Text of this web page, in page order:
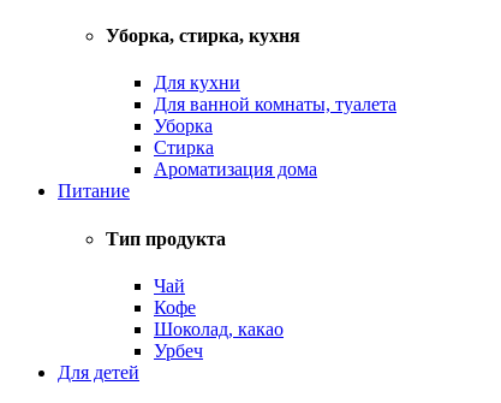
Уборка, стирка, кухня
Для кухни
Для ванной комнаты, туалета
Уборка
Стирка
Ароматизация дома
Питание
Тип продукта
Чай
Кофе
Шоколад, какао
Урбеч
Для детей